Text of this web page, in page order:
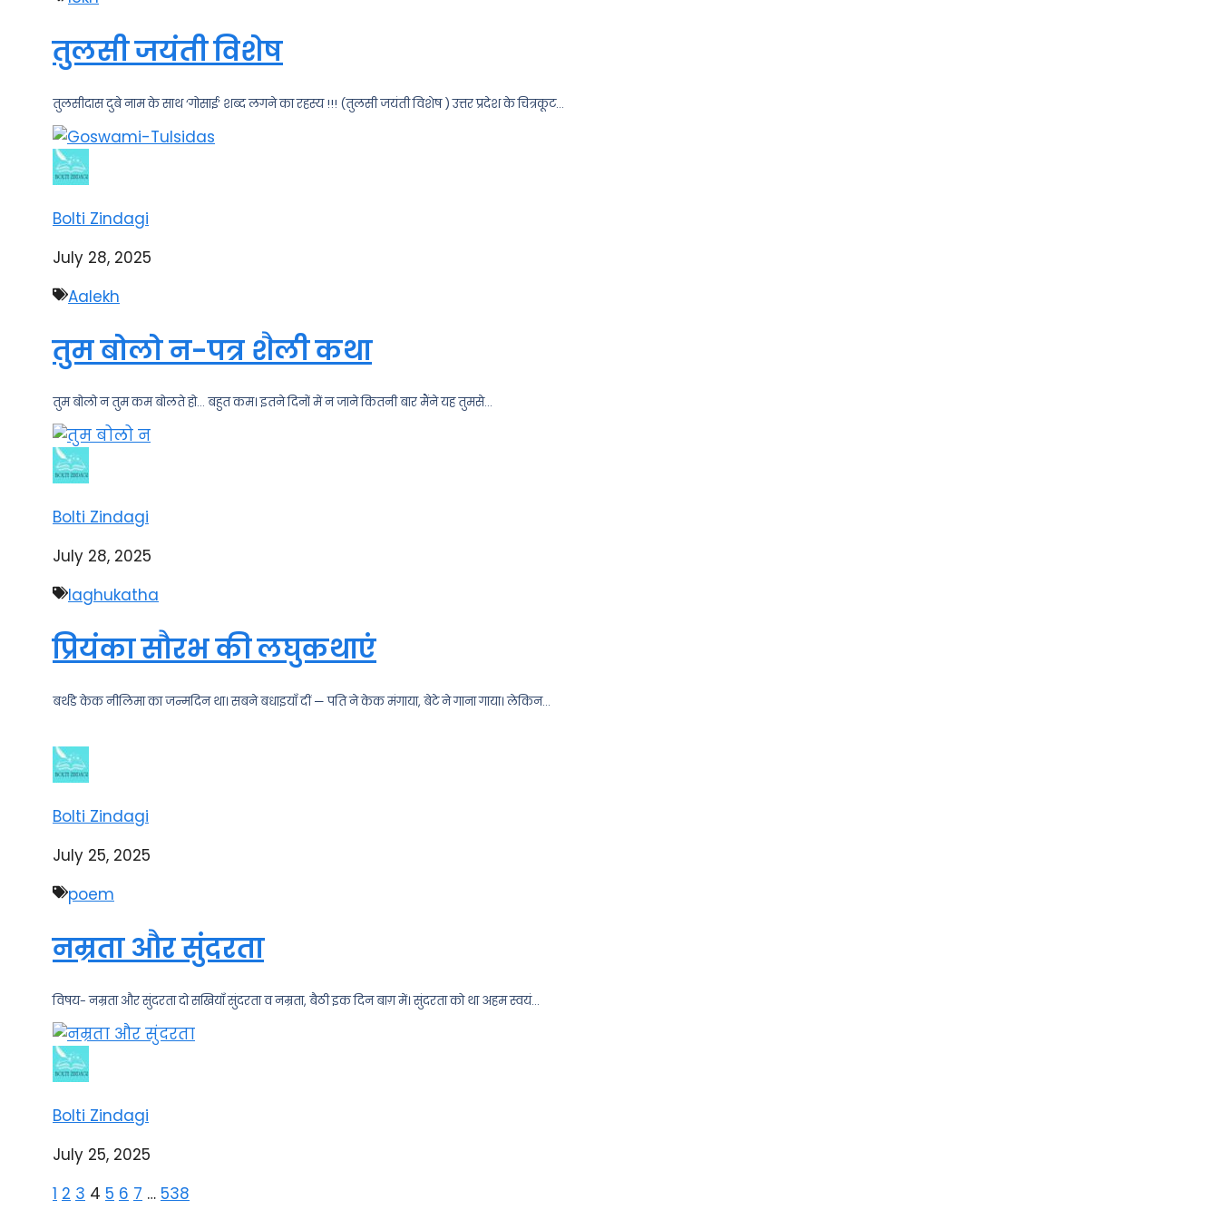
तुलसी जयंती विशेष
तुलसीदास दुबे नाम के साथ ‘गोसाई’ शब्द लगने का रहस्य !!! (तुलसी जयंती विशेष ) उत्तर प्रदेश के चित्रकूट…
Bolti Zindagi
July 28, 2025
Aalekh
तुम बोलो न-पत्र शैली कथा
तुम बोलो न तुम कम बोलते हो… बहुत कम। इतने दिनों में न जाने कितनी बार मैंने यह तुमसे…
Bolti Zindagi
July 28, 2025
laghukatha
प्रियंका सौरभ की लघुकथाएं
बर्थडे केक नीलिमा का जन्मदिन था। सबने बधाइयाँ दीं — पति ने केक मंगाया, बेटे ने गाना गाया। लेकिन…
Bolti Zindagi
July 25, 2025
poem
नम्रता और सुंदरता
विषय- नम्रता और सुंदरता दो सखियाँ सुंदरता व नम्रता, बैठी इक दिन बाग़ में। सुंदरता को था अहम स्वयं…
Bolti Zindagi
July 25, 2025
1 2 3 4 5 6 7 … 538